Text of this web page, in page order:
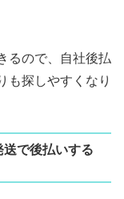
るので、自社後払
も探しやすくなり
で後払いする